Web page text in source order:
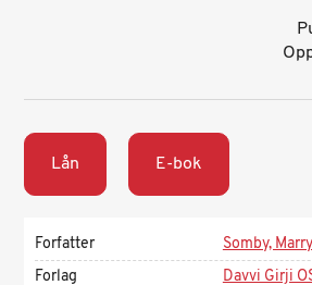
Lån E-bok
Forfatter
Somby,
Forlag
Davvi Girji